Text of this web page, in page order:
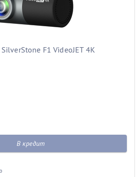
F1 VideoJET 4K
В кредит